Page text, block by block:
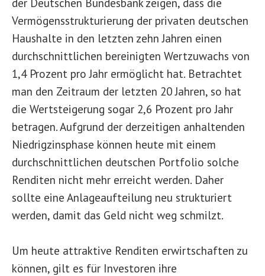
Vermögensstrukturierung der privaten deutschen
Haushalte in den letzten zehn Jahren einen
durchschnittlichen bereinigten Wertzuwachs von
1,4 Prozent pro Jahr ermöglicht hat. Betrachtet
man den Zeitraum der letzten 20 Jahren, so hat
die Wertsteigerung sogar 2,6 Prozent pro Jahr
betragen. Aufgrund der derzeitigen anhaltenden
Niedrigzinsphase können heute mit einem
durchschnittlichen deutschen Portfolio solche
Renditen nicht mehr erreicht werden. Daher
sollte eine Anlageaufteilung neu strukturiert
werden, damit das Geld nicht weg schmilzt.
Um heute attraktive Renditen erwirtschaften zu
können, gilt es für Investoren ihre